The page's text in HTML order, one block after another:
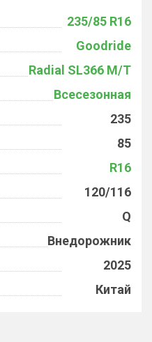
235/85 R16
Goodride
Radial SL366 M/T
Всесезонная
235
85
R16
120/116
Q
Внедорожник
2025
Китай